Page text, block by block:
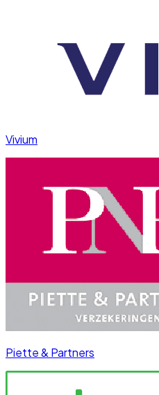
Vivium
Piette & Partners